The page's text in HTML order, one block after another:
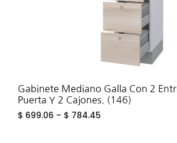
Gabinete Mediano Galla Con 2
Puerta Y 2 Cajones. (146)
$ 699.06 – $ 784.45